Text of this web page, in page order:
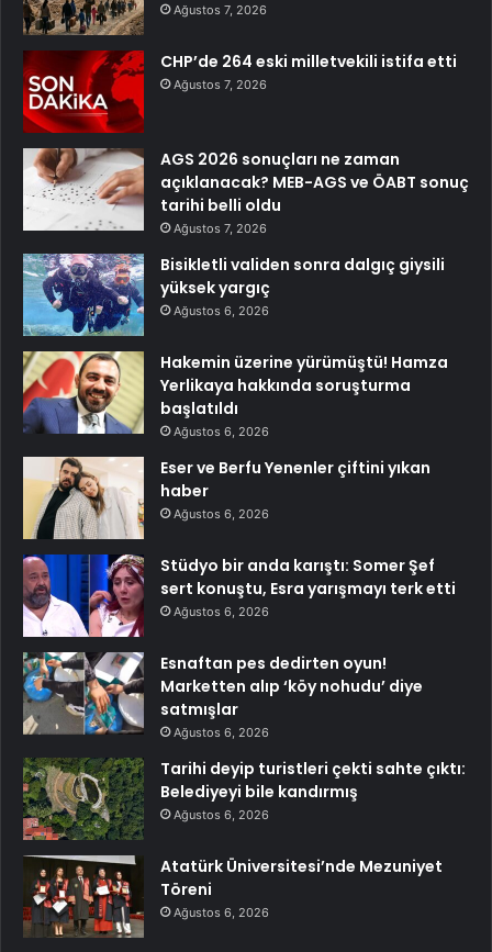
Ağustos 7, 2026
CHP’de 264 eski milletvekili istifa etti
Ağustos 7, 2026
AGS 2026 sonuçları ne zaman
açıklanacak? MEB-AGS ve ÖABT sonuç
tarihi belli oldu
Ağustos 7, 2026
Bisikletli validen sonra dalgıç giysili
yüksek yargıç
Ağustos 6, 2026
Hakemin üzerine yürümüştü! Hamza
Yerlikaya hakkında soruşturma
başlatıldı
Ağustos 6, 2026
Eser ve Berfu Yenenler çiftini yıkan
haber
Ağustos 6, 2026
Stüdyo bir anda karıştı: Somer Şef
sert konuştu, Esra yarışmayı terk etti
Ağustos 6, 2026
Esnaftan pes dedirten oyun!
Marketten alıp ‘köy nohudu’ diye
satmışlar
Ağustos 6, 2026
Tarihi deyip turistleri çekti sahte çıktı:
Belediyeyi bile kandırmış
Ağustos 6, 2026
Atatürk Üniversitesi’nde Mezuniyet
Töreni
Ağustos 6, 2026